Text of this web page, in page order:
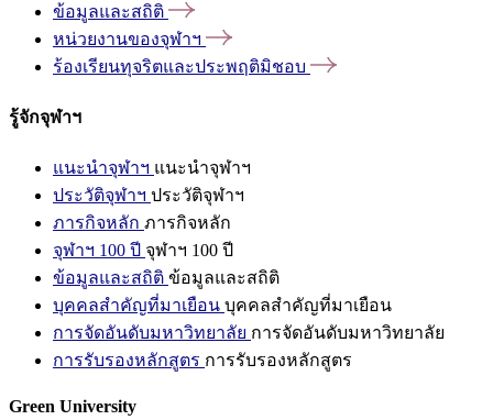
ข้อมูลและสถิติ
หน่วยงานของจุฬาฯ
ร้องเรียนทุจริตและประพฤติมิชอบ
รู้จักจุฬาฯ
แนะนำจุฬาฯ แนะนำจุฬาฯ
ประวัติจุฬาฯ ประวัติจุฬาฯ
ภารกิจหลัก ภารกิจหลัก
จุฬาฯ 100 ปี จุฬาฯ 100 ปี
ข้อมูลและสถิติ ข้อมูลและสถิติ
บุคคลสำคัญที่มาเยือน บุคคลสำคัญที่มาเยือน
การจัดอันดับมหาวิทยาลัย การจัดอันดับมหาวิทยาลัย
การรับรองหลักสูตร การรับรองหลักสูตร
Green University